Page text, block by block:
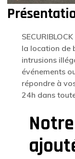
la location de
intrusions
événements
répondre à
24h dans